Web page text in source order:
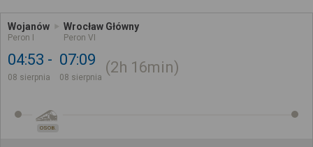
Wojanów
Peron I
Wrocław Główny
Peron VI
04:53
08 sierpnia
07:09
08 sierpnia
2h 16min
OSOB.